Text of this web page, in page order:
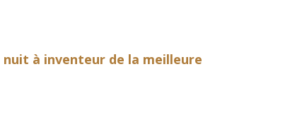
nuit à inventeur de la meilleure